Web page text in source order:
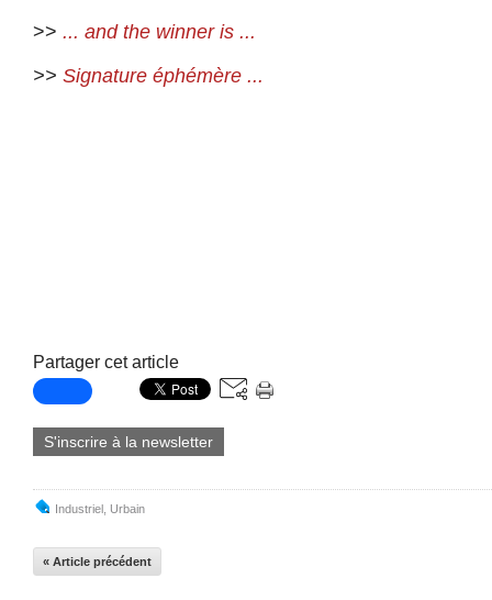
>> ... and the winner is ...
>> Signature éphémère ...
Partager cet article
S'inscrire à la newsletter
Industriel Urbain
« Article précédent